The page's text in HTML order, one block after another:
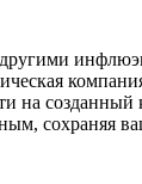
на
сохраняя